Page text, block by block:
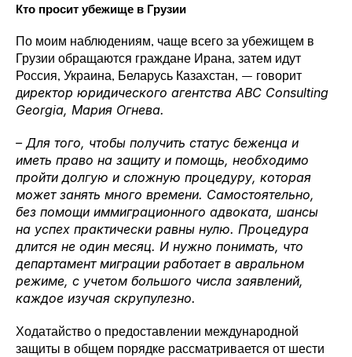
Кто просит убежище в Грузии
По моим наблюдениям, чаще всего за убежищем в
Грузии обращаются граждане Ирана, затем идут
Россия, Украина, Беларусь Казахстан, – говорит
директор юридического агентства ABC Consulting
Georgia, Мария Огнева.
– Для того, чтобы получить статус беженца и
иметь право на защиту и помощь, необходимо
пройти долгую и сложную процедуру, которая
может занять много времени. Самостоятельно,
без помощи иммиграционного адвоката, шансы
на успех практически равны нулю. Процедура
длится не один месяц. И нужно понимать, что
департамент миграции работает в авральном
режиме, с учетом большого числа заявлений,
каждое изучая скрупулезно.
Ходатайство о предоставлении международной
защиты в общем порядке рассматривается от шести